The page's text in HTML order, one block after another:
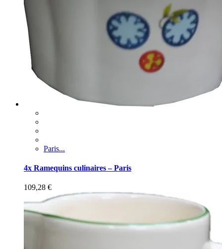
Paris...
4x Ramequins culinaires – Paris
109,28 €